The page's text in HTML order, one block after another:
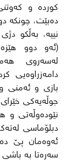
کوردە و
دەبێت، چونکە
نییە، بەڵکو
(ئەو دوو
لەسەروی
دامەزراوەیی
بازی و ئەمنی
جوڵەیەکی
نێودەوڵەتی و
دبلۆماسی
ئەوەمان پێ
سەرەتا بە باشی